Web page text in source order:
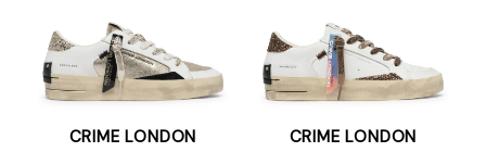
CRIME LONDON CRIME LONDON